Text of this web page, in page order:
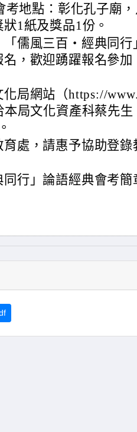
考地點：彰化孔子廟
1紙及獎品1份。
儒風三百・經典同行
，歡迎踴躍報名參加
局網站（https://
局文化資產科蔡先生
處，請惠予協助登錄
行」論語經典會考簡